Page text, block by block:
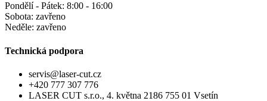
Pondělí - Pátek: 8:00 - 16:00
Sobota: zavřeno
Neděle: zavřeno
Technická podpora
servis@laser-cut.cz
+420 777 307 776
LASER CUT s.r.o., 4. května 2186 755 01 Vsetín